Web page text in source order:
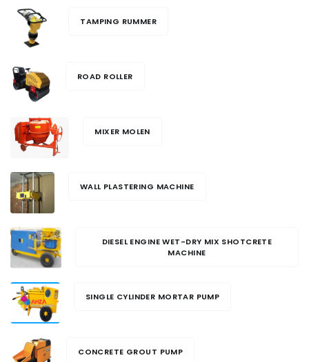
TAMPING RUMMER
ROAD ROLLER
MIXER MOLEN
WALL PLASTERING MACHINE
DIESEL ENGINE WET-DRY MIX SHOTCRETE
MACHINE
SINGLE CYLINDER MORTAR PUMP
CONCRETE GROUT PUMP